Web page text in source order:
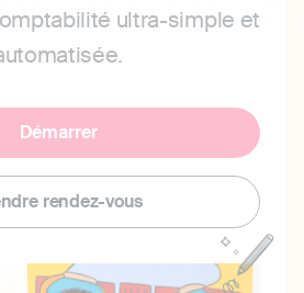
ultra-simple et
Démarrer
rendez-vous